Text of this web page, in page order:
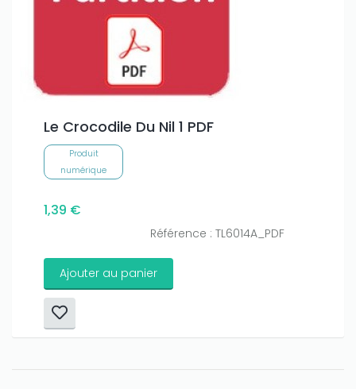
Le Crocodile Du Nil 1 PDF
Produit
numérique
1,39 €
Référence : TL6014A_PDF
Ajouter au panier